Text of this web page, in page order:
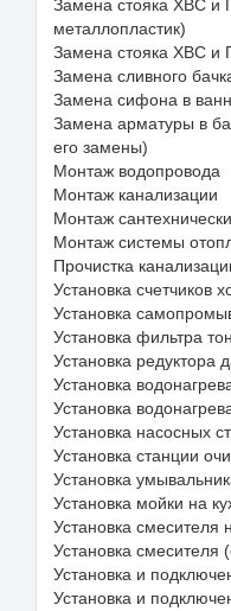
Замена стояка ХВС и
металлопластик)
Замена стояка ХВС и
Замена сливного
Замена сифона в
Замена арматуры в
его замены)
Монтаж водопровода
Монтаж канализации
Монтаж
Монтаж системы
Прочистка
Установка счетчиков
Установка
Установка фильтра
Установка редуктора
Установка
Установка
Установка насосных
Установка станции
Установка
Установка мойки на
Установка смесителя
Установка смесителя
Установка и
Установка и